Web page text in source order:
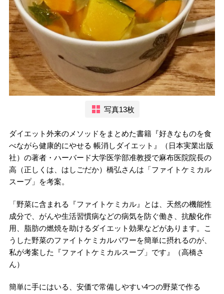
写真13枚
ダイエット外来のメソッドをまとめた書籍『好きなものを食
べながら健康的にやせる 帳消しダイエット』（日本実業出版
社）の著者・ハーバード大学医学部准教授で麻布医院院長の
高（正しくは、はしごだか）橋弘さんは「ファイトケミカル
スープ」を考案。
「野菜に含まれる『ファイトケミカル』とは、天然の機能性
成分で、がんや生活習慣病などの病気を防ぐ働き、抗酸化作
用、脂肪の燃焼を助けるダイエット効果などがあります。こ
うした野菜のファイトケミカルパワーを簡単に摂れるのが、
私が考案した『ファイトケミカルスープ」です』（高橋さ
ん）
簡単に手にはいる、安価で常備しやすい4つの野菜で作る